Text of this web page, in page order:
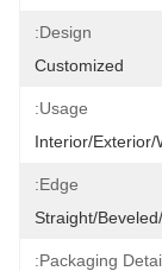
Design:
Customized
Usage:
Interior/
Edge:
Straight/
Packaging